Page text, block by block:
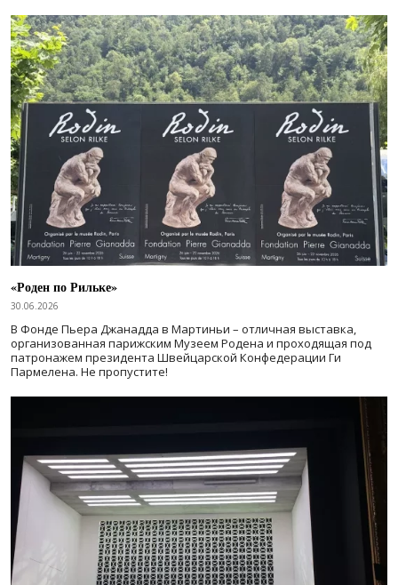
«Роден по Рильке»
30.06.2026
В Фонде Пьера Джанадда в Мартиньи – отличная выставка,
организованная парижским Музеем Родена и проходящая под
патронажем президента Швейцарской Конфедерации Ги
Пармелена. Не пропустите!